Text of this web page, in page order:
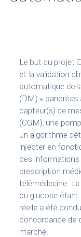
LinkedIn
Le but du projet
et la validation
automatique de
(DM) «
capteur(s) de
(CGM), une
un algorithme
injecter en
des informations
prescription
télémédecine.
du glucose étant
réelle a été
concordance de
marché.